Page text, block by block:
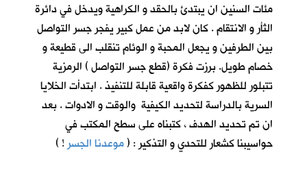
مئات السنين ان يبتدئ بالحقد و الكراهية ويدخل في دائرة
الثأر و الانتقام . كان لابد من عمل كبير يفجر جسر التواصل
بين الطرفين و يجعل المحبة و الوئام تنقلب الى قطيعة و
خصام طويل. برزت فكرة (قطع جسر التواصل ) الرمزية
تتبلور للظهور كفكرة واقعية قابلة للتنفيذ . ابتدأت الخلايا
السرية بالدراسة لتحديد الكيفية والوقت و الادوات . بعد
ان تم تحديد الهدف ، كتبناه على سطح المكتب في
حواسيبنا كشعار للتحدي و التذكير : (موعدنا الجسر!
)